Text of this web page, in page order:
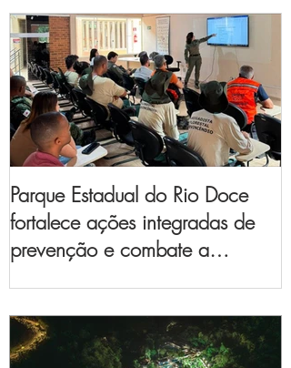
Parque Estadual do Rio Doce
fortalece ações integradas de
prevenção e combate a